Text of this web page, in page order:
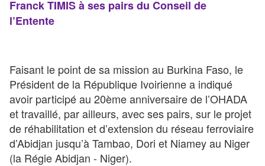
Franck TIMIS à ses pairs du Conseil de
l’Entente
Faisant le point de sa mission au Burkina Faso, le
Président de la République Ivoirienne a indiqué
avoir participé au 20ème anniversaire de l’OHADA
et travaillé, par ailleurs, avec ses pairs, sur le projet
de réhabilitation et d’extension du réseau ferroviaire
d’Abidjan jusqu’à Tambao, Dori et Niamey au Niger
(la Régie Abidjan - Niger).